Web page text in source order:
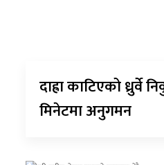
दाह्रा काटिएको ध्रुर्वे
मिनेटमा अनुगमन